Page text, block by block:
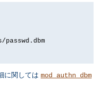
passwd.dbm
に関しては mod_authn_dbm